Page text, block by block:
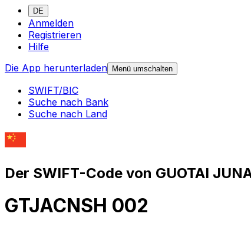
DE
Anmelden
Registrieren
Hilfe
Die App herunterladen Menü umschalten
SWIFT/BIC
Suche nach Bank
Suche nach Land
Der SWIFT-Code von GUOTAI
GTJACNSH 002